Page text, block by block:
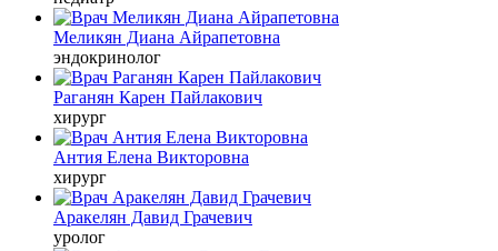
Меликян Диана Айрапетовна
эндокринолог
Раганян Карен Пайлакович
хирург
Антия Елена Викторовна
хирург
Аракелян Давид Грачевич
уролог